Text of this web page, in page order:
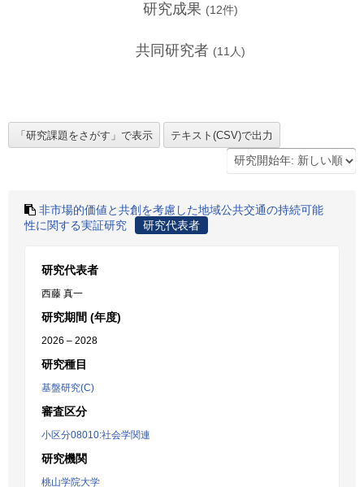
研究成果 (12件)
共同研究者 (11 人)
非市場的価値と共創を考慮した地域公共交通の持続可能
性に関する実証研究
研究代表者
研究代表者
西藤 真一
研究期間 (年度)
2026 – 2028
研究種目
基盤研究(C)
審査区分
小区分08010:社会学関連
研究機関
桃山学院大学